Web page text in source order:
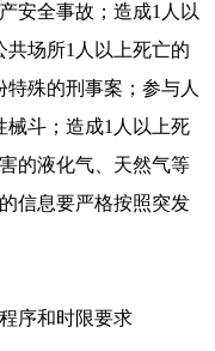
安全事故；造成1人以
共场所1人以上死亡的
殊的刑事案；参与人
械斗；造成1人以上死
的液化气、天然气等
信息要严格按照突发
序和时限要求